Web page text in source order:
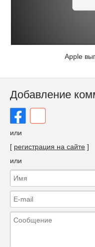
Apple
Добавление
или
[ регистрация на сайте ]
или